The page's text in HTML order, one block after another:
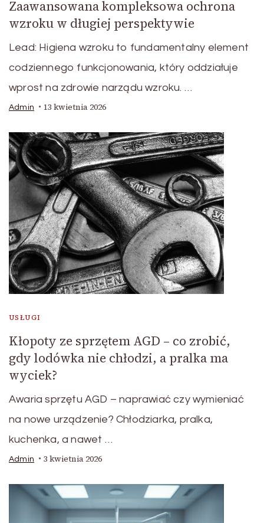
Zaawansowana kompleksowa ochrona
wzroku w długiej perspektywie
Lead: Higiena wzroku to fundamentalny element
codziennego funkcjonowania, który oddziałuje
wprost na zdrowie narządu wzroku. …
Admin 13 kwietnia 2026
USŁUGI
Kłopoty ze sprzętem AGD – co zrobić,
gdy lodówka nie chłodzi, a pralka ma
wyciek?
Awaria sprzętu AGD – naprawiać czy wymieniać
na nowe urządzenie? Chłodziarka, pralka,
kuchenka, a nawet …
Admin 3 kwietnia 2026